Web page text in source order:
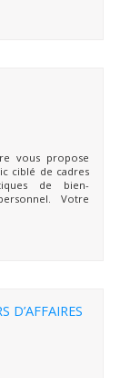
vous propose
ciblé de cadres
de bien-
Votre
D’AFFAIRES